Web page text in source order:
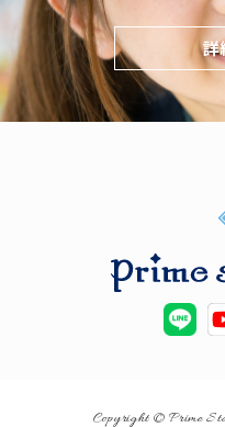
詳
Copyright © Prime